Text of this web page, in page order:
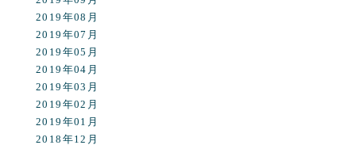
2019年08月
2019年07月
2019年05月
2019年04月
2019年03月
2019年02月
2019年01月
2018年12月